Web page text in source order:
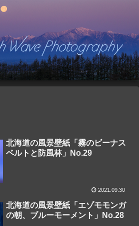
北海道の風景壁紙「霧のビーナス
ベルトと防風林」No.29
2021.09.30
北海道の風景壁紙「エゾモモンガ
の朝、ブルーモーメント」No.28